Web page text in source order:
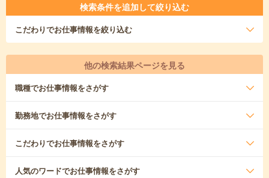
検索条件を追加して絞り込む
こだわりでお仕事情報を絞り込む
他の検索結果ページを見る
職種でお仕事情報をさがす
勤務地でお仕事情報をさがす
こだわりでお仕事情報をさがす
人気のワードでお仕事情報をさがす